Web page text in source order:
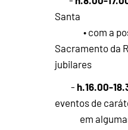
Santa
• com a
Sacramento da
jubilares
-h.16.00-
eventos de
em algumas